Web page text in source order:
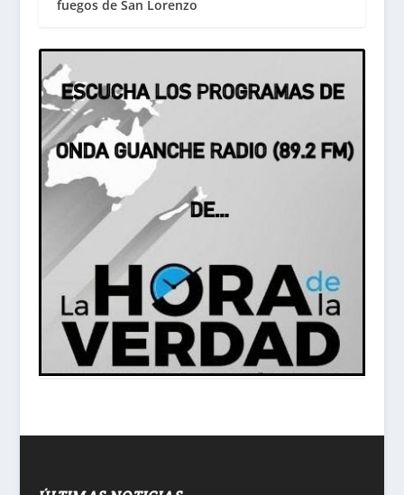
fuegos de San Lorenzo